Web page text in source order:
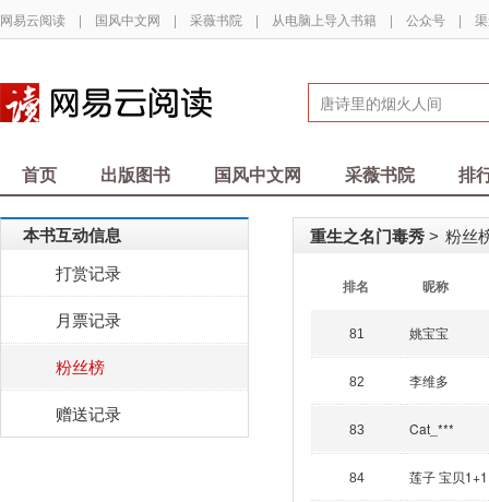
网易云阅读 | 国风中文网 | 采薇书院 | 从电脑上导入书籍 | 公众号 |
首页 出版图书 国风中文网 采薇书院 排
本书互动信息
打赏记录
月票记录
粉丝榜
赠送记录
重生之名门毒秀 > 粉丝
排名 昵称
81 姚宝宝
82 李维多
83 Cat_***
84 莲子 宝贝1+1